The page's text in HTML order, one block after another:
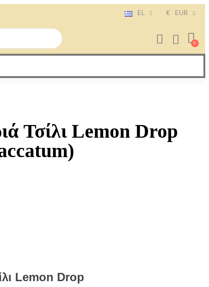
EL € EUR
Τσίλι Lemon Drop
Lemon Drop